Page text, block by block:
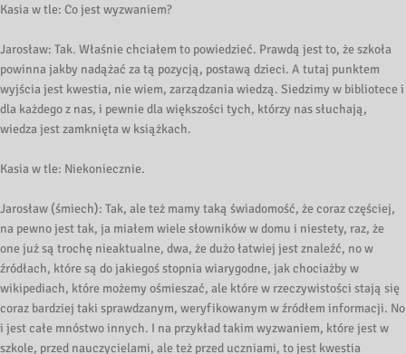
Kasia w tle: Co jest wyzwaniem?
Jarosław: Tak. Właśnie chciałem to powiedzieć. Prawdą jest to, że szkoła
powinna jakby nadążać za tą pozycją, postawą dzieci. A tutaj punktem
wyjścia jest kwestia, nie wiem, zarządzania wiedzą. Siedzimy w bibliotece i
dla każdego z nas, i pewnie dla większości tych, którzy nas słuchają,
wiedza jest zamknięta w książkach.
Kasia w tle: Niekoniecznie.
Jarosław (śmiech): Tak, ale też mamy taką świadomość, że coraz częściej,
na pewno jest tak, ja miałem wiele słowników w domu i niestety, raz, że
one już są trochę nieaktualne, dwa, że dużo łatwiej jest znaleźć, no w
źródłach, które są do jakiegoś stopnia wiarygodne, jak chociażby w
wikipediach, które możemy ośmieszać, ale które w rzeczywistości stają się
coraz bardziej taki sprawdzanym, weryfikowanym w źródłem informacji. No
i jest całe mnóstwo innych. I na przykład takim wyzwaniem, które jest w
szkole, przed nauczycielami, ale też przed uczniami, to jest kwestia